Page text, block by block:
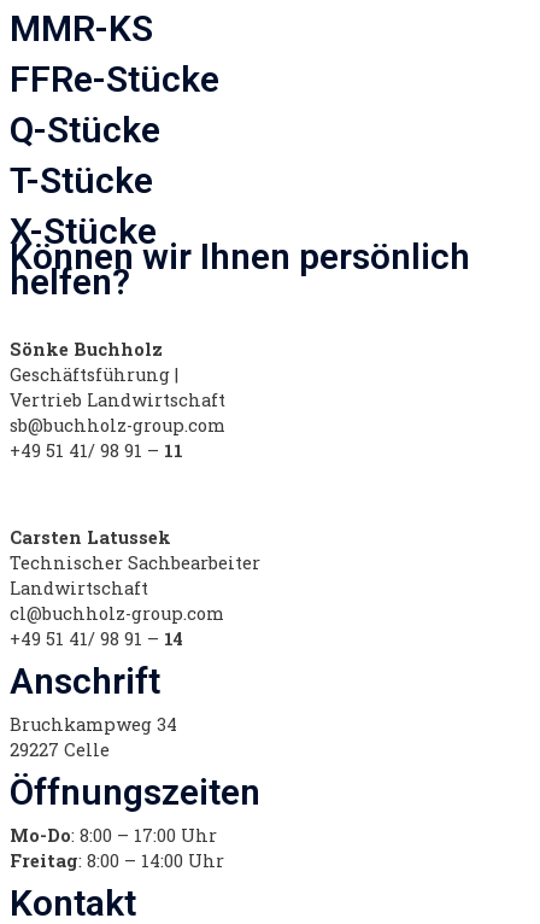
MMR-KS
FFRe-Stücke
Q-Stücke
T-Stücke
X-Stücke
Können wir Ihnen persönlich
helfen?
Sönke Buchholz
Geschäftsführung |
Vertrieb Landwirtschaft
sb@buchholz-group.com
+49 51 41/ 98 91 – 11
Carsten Latussek
Technischer Sachbearbeiter
Landwirtschaft
cl@buchholz-group.com
+49 51 41/ 98 91 – 14
Anschrift
Bruchkampweg 34
29227 Celle
Öffnungszeiten
Mo-Do: 8:00 – 17:00 Uhr
Freitag: 8:00 – 14:00 Uhr
Kontakt